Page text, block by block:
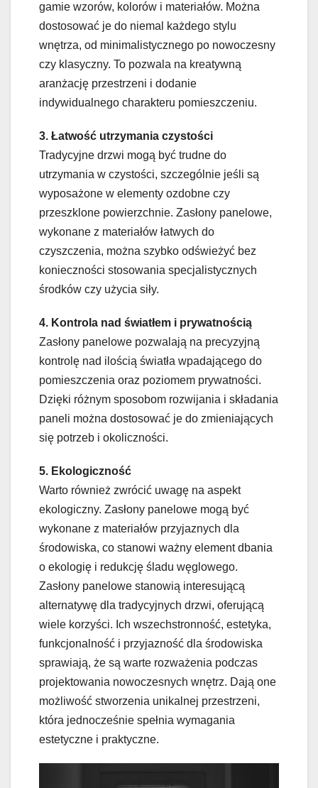
gamie wzorów, kolorów i materiałów. Można
dostosować je do niemal każdego stylu
wnętrza, od minimalistycznego po nowoczesny
czy klasyczny. To pozwala na kreatywną
aranżację przestrzeni i dodanie
indywidualnego charakteru pomieszczeniu.
3. Łatwość utrzymania czystości
Tradycyjne drzwi mogą być trudne do
utrzymania w czystości, szczególnie jeśli są
wyposażone w elementy ozdobne czy
przeszklone powierzchnie. Zasłony panelowe,
wykonane z materiałów łatwych do
czyszczenia, można szybko odświeżyć bez
konieczności stosowania specjalistycznych
środków czy użycia siły.
4. Kontrola nad światłem i prywatnością
Zasłony panelowe pozwalają na precyzyjną
kontrolę nad ilością światła wpadającego do
pomieszczenia oraz poziomem prywatności.
Dzięki różnym sposobom rozwijania i składania
paneli można dostosować je do zmieniających
się potrzeb i okoliczności.
5. Ekologiczność
Warto również zwrócić uwagę na aspekt
ekologiczny. Zasłony panelowe mogą być
wykonane z materiałów przyjaznych dla
środowiska, co stanowi ważny element dbania
o ekologię i redukcję śladu węglowego.
Zasłony panelowe stanowią interesującą
alternatywę dla tradycyjnych drzwi, oferującą
wiele korzyści. Ich wszechstronność, estetyka,
funkcjonalność i przyjazność dla środowiska
sprawiają, że są warte rozważenia podczas
projektowania nowoczesnych wnętrz. Dają one
możliwość stworzenia unikalnej przestrzeni,
która jednocześnie spełnia wymagania
estetyczne i praktyczne.